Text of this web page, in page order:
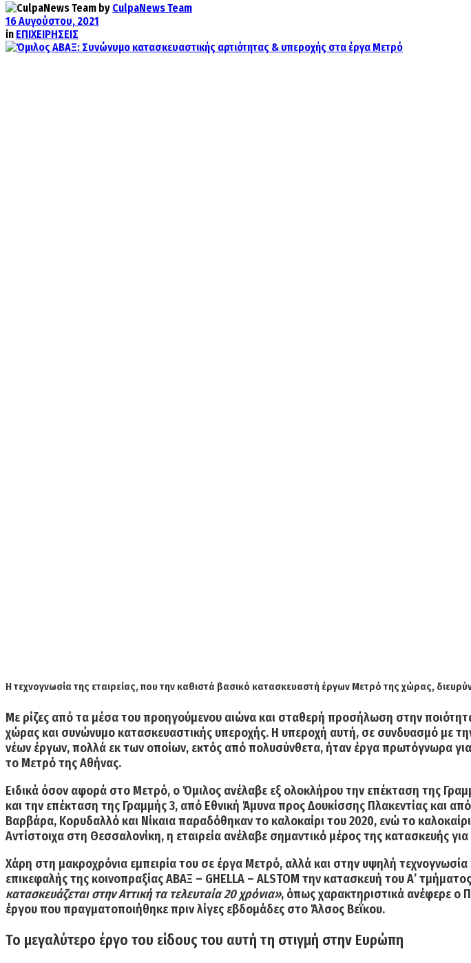
by CulpaNews Team
16 Αυγούστου, 2021
in ΕΠΙΧΕΙΡΗΣΕΙΣ
Η τεχνογνωσία της εταιρείας, που την καθιστά βασικό κατασκευαστή έργων Μετρό της χώρας,
Με ρίζες από τα μέσα του προηγούμενου αιώνα και σταθερή προσήλωση στην
χώρας και συνώνυμο κατασκευαστικής υπεροχής. Η υπεροχή αυτή, σε συνδυασμό με
νέων έργων, πολλά εκ των οποίων, εκτός από πολυσύνθετα, ήταν έργα πρωτόγνωρα για
το Μετρό της Αθήνας.
Ειδικά όσον αφορά στο Μετρό, ο Όμιλος ανέλαβε εξ ολοκλήρου την επέκταση της
και την επέκταση της Γραμμής 3, από Εθνική Άμυνα προς Δουκίσσης Πλακεντίας και
Βαρβάρα, Κορυδαλλόκαι Νίκαιαπαραδόθηκαν το καλοκαίρι του 2020, ενώ το
Αντίστοιχα στη Θεσσαλονίκη, η εταιρεία ανέλαβε σημαντικό μέρος της κατασκευής
Χάρη στη μακροχρόνια εμπειρία του σε έργα Μετρό, αλλά και στην υψηλή
επικεφαλής της κοινοπραξίαςΑΒΑΞ – GHELLA – ALSTOM την κατασκευή του Α’
κατασκευάζεται στην Αττική τα τελευταία 20 χρόνια», όπως χαρακτηριστικά ανέφερε ο
έργου που πραγματοποιήθηκε πριν λίγες εβδομάδες στο Άλσος Βεΐκου.
Το μεγαλύτερο έργο του είδους του αυτή τη στιγμή στην Ευρώπη